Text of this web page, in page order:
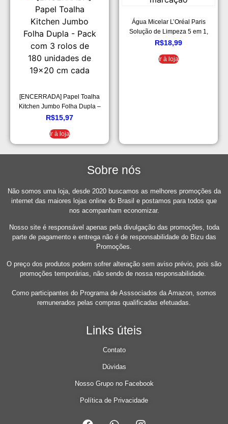
[ENCERRADA] Papel Toalha
Kitchen Jumbo Folha Dupla –
Pack com 3 rolos de 180
R$15,97
Ir à loja
Água Micelar L’Oréal Paris
Solução de Limpeza 5 em 1,
100ml
R$18,99
Ir à loja
Sobre nós
Não somos uma loja, desde 2020 buscamos as melhores promoções da
internet das maiores lojas online do Brasil e postamos para todos que
nos acompanham economizar.
Nosso site é responsável apenas pela divulgação das promoções, toda
parte de pagamento e entrega não é de responsabilidade do Bizu das
Promoções.
O preço dos produtos podem sofrer alteração sem aviso prévio, pois são
promoções temporárias, não sendo de nossa responsabilidade.
Como participantes do Programa de Asssociados da Amazon, somos
remunerados pelas compras qualificadas efetuadas.
Links úteis
Contato
Dúvidas
Nosso Grupo no Facebook
Política de Privacidade